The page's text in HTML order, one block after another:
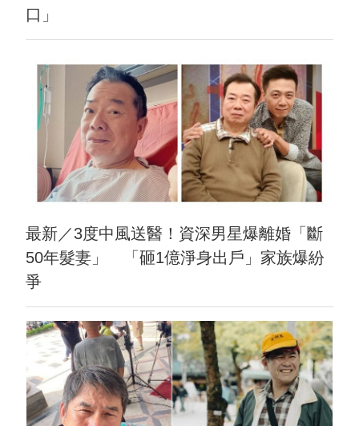
口」
最新／3度中風送醫！資深男星爆離婚「斷
50年髮妻」 「砸1億淨身出戶」家族爆紛
爭